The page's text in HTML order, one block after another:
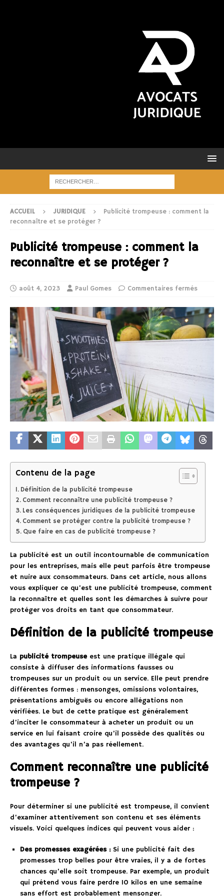
ACCUEIL JURIDIQUE
Publicité trompeuse : comment la
reconnaître et se protéger ?
Publicité trompeuse : comment la
reconnaître et se protéger ?
août 4, 2023 Paul Gomes Commentaires fermés
Contenu de la page
Définition de la publicité trompeuse
Comment reconnaître une publicité trompeuse ?
Les conséquences juridiques de la publicité trompeuse
Comment se protéger contre la publicité trompeuse ?
Que faire en cas de publicité trompeuse ?
La publicité est un outil incontournable de communication
pour les entreprises, mais elle peut parfois être trompeuse
et nuire aux consommateurs. Dans cet article, nous allons
vous expliquer ce qu’est une publicité trompeuse, comment
la reconnaître et quelles sont les démarches à suivre pour
protéger vos droits en tant que consommateur.
Définition de la publicité trompeuse
La publicité trompeuseest une pratique illégale qui
consiste à diffuser des informations fausses ou
trompeuses sur un produit ou un service. Elle peut prendre
différentes formes : mensonges, omissions volontaires,
présentations ambiguës ou encore allégations non
vérifiées. Le but de cette pratique est généralement
d’inciter le consommateur à acheter un produit ou un
service en lui faisant croire qu’il possède des qualités ou
des avantages qu’il n’a pas réellement.
Comment reconnaître une publicité
trompeuse ?
Pour déterminer si une publicité est trompeuse, il convient
d’examiner attentivement son contenu et ses éléments
visuels. Voici quelques indices qui peuvent vous aider :
Des promesses exagérées :Si une publicité fait des
promesses trop belles pour être vraies, il y a de fortes
chances qu’elle soit trompeuse. Par exemple, un produit
qui prétend vous faire perdre 10 kilos en une semaine
sans effort est probablement mensonger.